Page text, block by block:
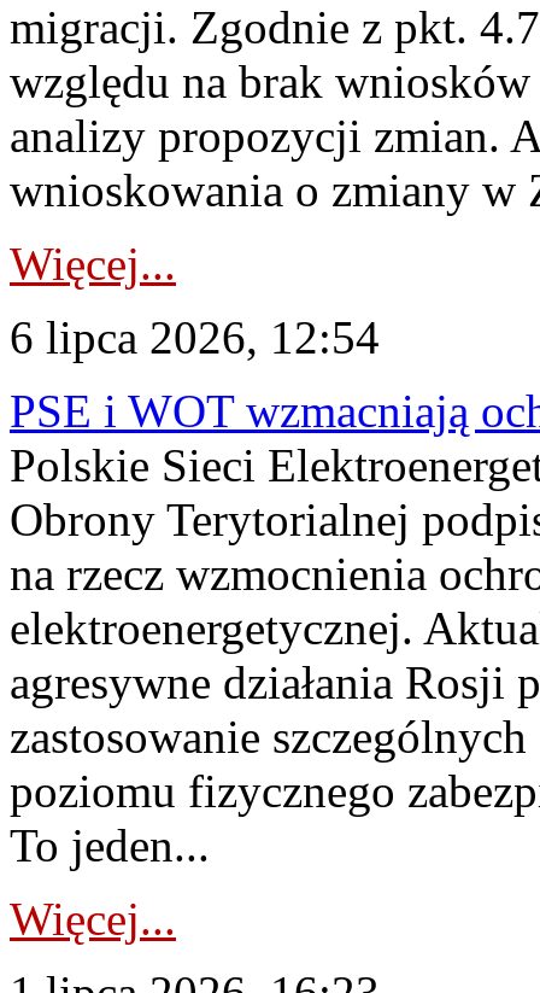
migracji. Zgodnie z pkt.
względu na brak
analizy propozycji zmian.
wnioskowania o zmiany w
Więcej...
6 lipca 2026, 12:54
PSE i WOT wzmacniają
Polskie Sieci
Obrony Terytorialnej
na rzecz wzmocnienia
elektroenergetycznej.
agresywne działania Rosji
zastosowanie
poziomu fizycznego
To jeden...
Więcej...